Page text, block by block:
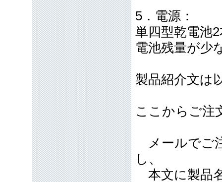
5．電源：
単四型乾電池
電池残量が少
製品紹介文は
ここからご注
メールでご
し、
本文に製品